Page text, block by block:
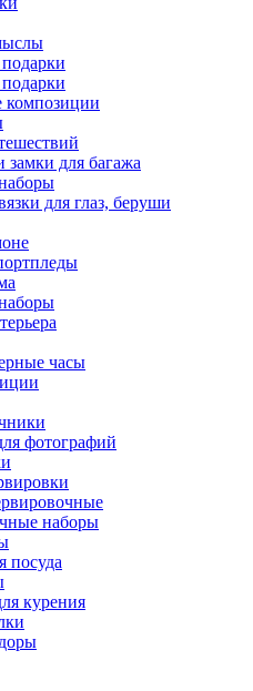
композиции
замки для багажа
для глаз, беруши
часы
фотографий
наборы
посуда
курения